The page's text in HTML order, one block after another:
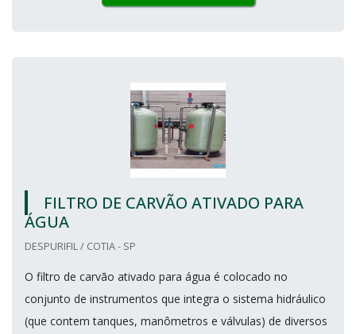
FILTRO DE CARVÃO ATIVADO PARA
ÁGUA
DESPURIFIL / COTIA - SP
O filtro de carvão ativado para água é colocado no
conjunto de instrumentos que integra o sistema hidráulico
(que contem tanques, manômetros e válvulas) de diversos